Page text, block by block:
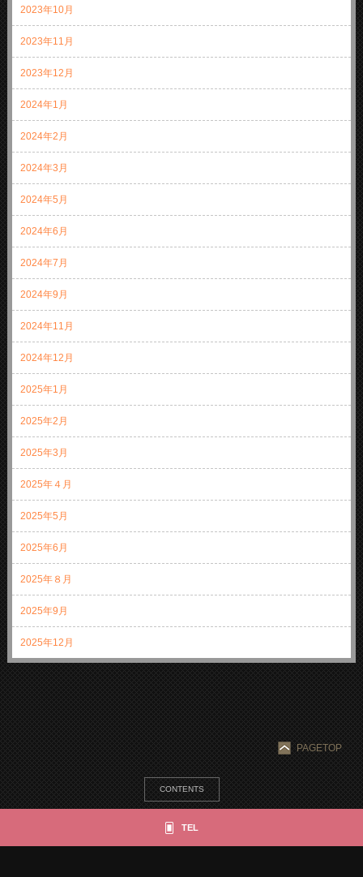
2023年10月
2023年11月
2023年12月
2024年1月
2024年2月
2024年3月
2024年5月
2024年6月
2024年7月
2024年9月
2024年11月
2024年12月
2025年1月
2025年2月
2025年3月
2025年４月
2025年5月
2025年6月
2025年８月
2025年9月
2025年12月
PAGETOP
CONTENTS
TEL